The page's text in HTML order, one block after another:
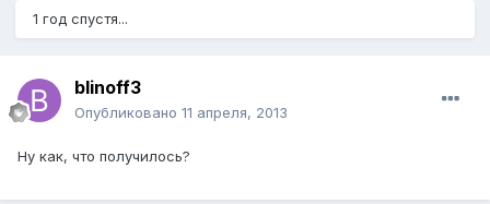
1 год спустя...
blinoff3
Опубликовано 11 апреля, 2013
Ну как, что получилось?